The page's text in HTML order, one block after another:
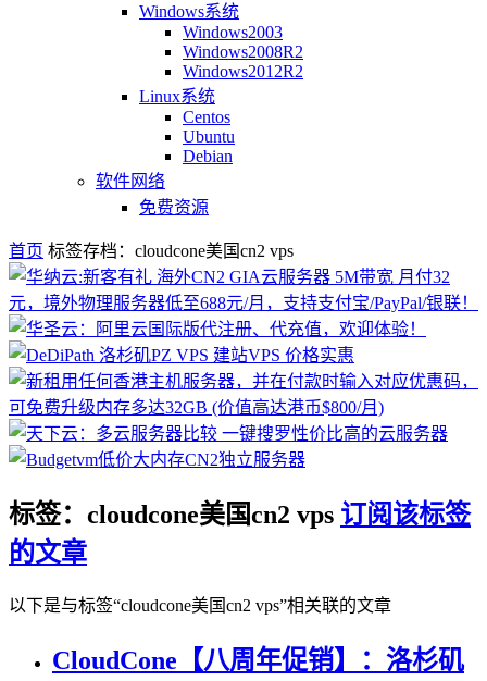
Windows系统
Windows2003
Windows2008R2
Windows2012R2
Linux系统
Centos
Ubuntu
Debian
软件网络
免费资源
首页 标签存档：cloudcone美国cn2 vps
标签：cloudcone美国cn2 vps 订阅该标签
的文章
以下是与标签“cloudcone美国cn2 vps”相关联的文章
CloudCone【八周年促销】：洛杉矶